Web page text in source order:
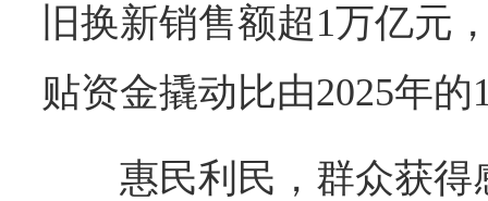
旧换新销售额超1万亿元
贴资金撬动比由2025年的
惠民利民，群众获